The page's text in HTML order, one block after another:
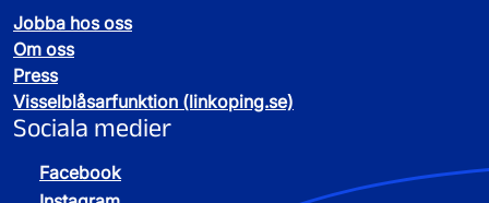
Jobba hos oss
Om oss
Press
Visselblåsarfunktion (linkoping.se)
Sociala medier
Facebook